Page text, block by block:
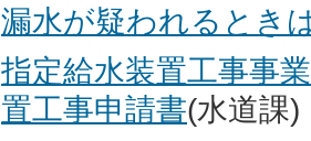
漏水が疑われるとき
指定給水装置工事事
置工事申請書(水道課)